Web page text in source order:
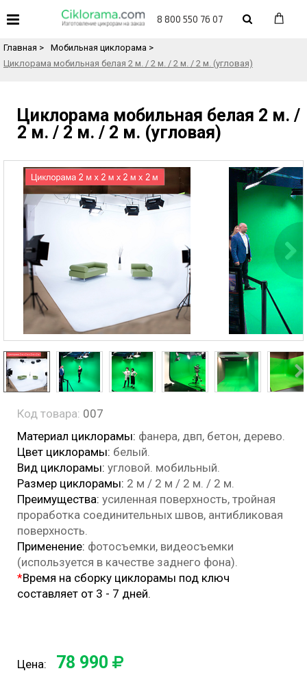
8 800 550 76 07
Назад в каталог товаров
Главная > Мобильная циклорама >
Циклорама мобильная белая 2 м. / 2 м. / 2 м. / 2 м. (угловая)
Циклорама мобильная белая 2 м. /
2 м. / 2 м. / 2 м. (угловая)
Код товара: 007
Материал циклорамы: фанера, двп, бетон, дерево.
Цвет циклорамы: белый.
Вид циклорамы: угловой. мобильный.
Размер циклорамы: 2 м / 2 м / 2 м. / 2 м.
Преимущества: усиленная поверхность, тройная
проработка соединительных швов, антибликовая
поверхность.
Применение: фотосъемки, видеосъемки
(используется в качестве заднего фона).
*Время на сборку циклорамы под ключ
составляет от 3 - 7 дней.
Цена: 78 990